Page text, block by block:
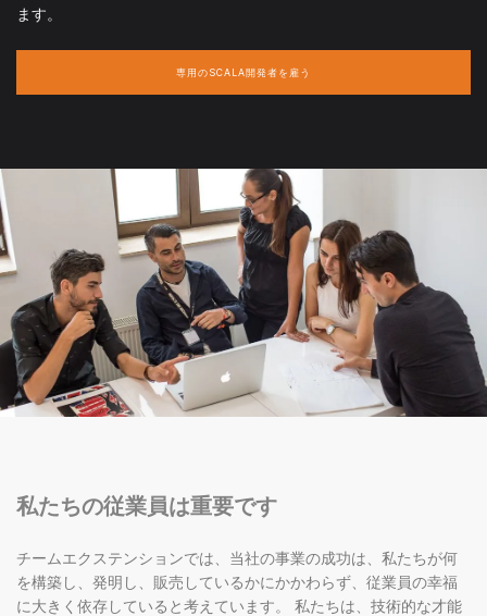
ます。
専用のSCALA開発者を雇う
私たちの従業員は重要です
チームエクステンションでは、当社の事業の成功は、私たちが何
を構築し、発明し、販売しているかにかかわらず、従業員の幸福
に大きく依存していると考えています。 私たちは、技術的な才能